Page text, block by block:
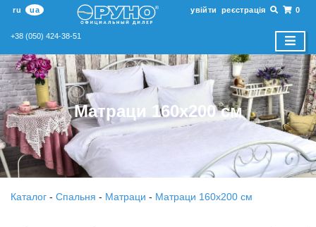
ru ua увійти реєстрація 0
+38 (050) 424-38-51
Матраци 160х200 см
Каталог - Спальня - Матраци - Матраци 160х200 см